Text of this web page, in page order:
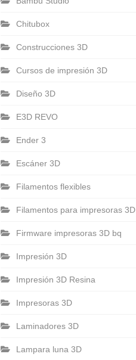
Chitubox
Construcciones 3D
Cursos de impresión 3D
Diseño 3D
E3D REVO
Ender 3
Escáner 3D
Filamentos flexibles
Filamentos para impresoras 3D
Firmware impresoras 3D bq
Impresión 3D
Impresión 3D Resina
Impresoras 3D
Laminadores 3D
Lampara luna 3D